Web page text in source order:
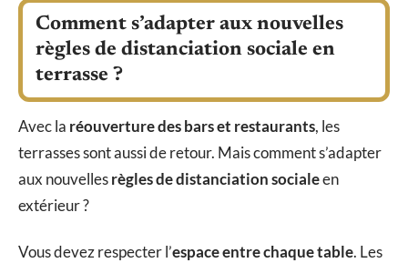
Comment s’adapter aux nouvelles
règles de distanciation sociale en
terrasse ?
Avec la réouverture des bars et restaurants, les
terrasses sont aussi de retour. Mais comment s’adapter
aux nouvellesrègles de distanciation socialeen
extérieur ?
Vous devez respecter l’espace entre chaque table. Les